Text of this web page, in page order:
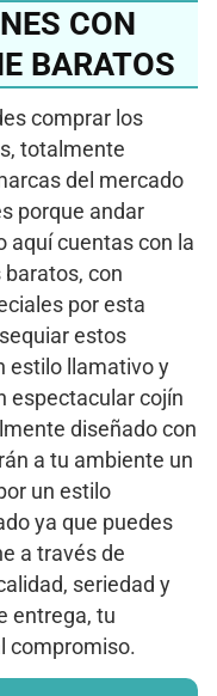
CON
BARATOS
comprar los
totalmente
del mercado
porque andar
aquí cuentas con la
con
por esta
estos
estilo llamativo y
espectacular cojín
diseñado con
a tu ambiente un
un estilo
ya que puedes
a través de
seriedad y
entrega, tu
compromiso.